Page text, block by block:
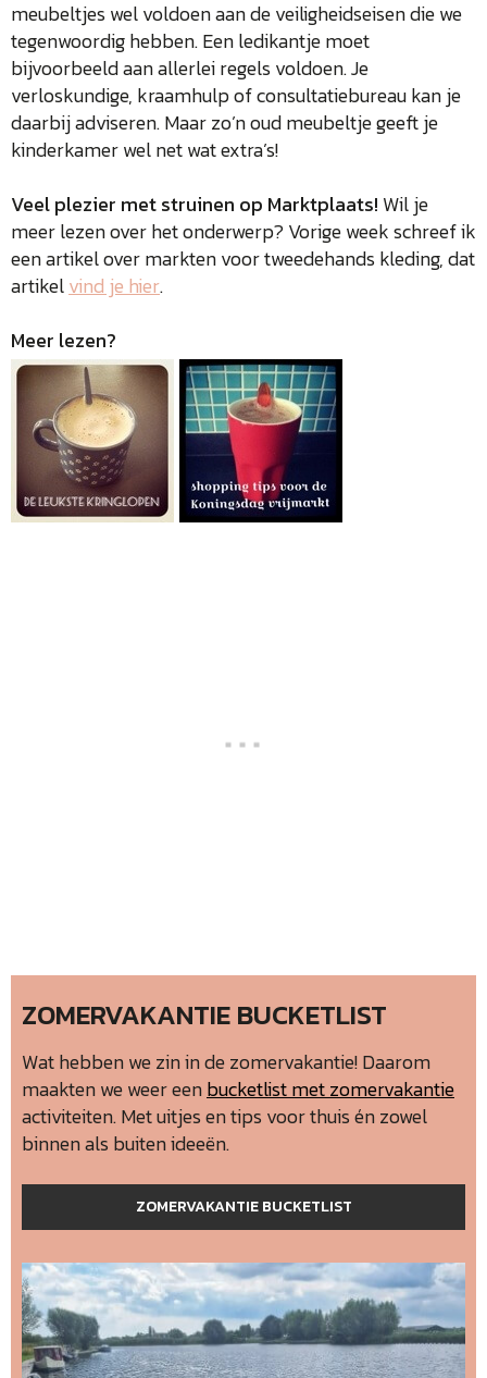
meubeltjes wel voldoen aan de veiligheidseisen die we
tegenwoordig hebben. Een ledikantje moet
bijvoorbeeld aan allerlei regels voldoen. Je
verloskundige, kraamhulp of consultatiebureau kan je
daarbij adviseren. Maar zo’n oud meubeltje geeft je
kinderkamer wel net wat extra’s!
Veel plezier met struinen op Marktplaats! Wil je
meer lezen over het onderwerp? Vorige week schreef ik
een artikel over markten voor tweedehands kleding, dat
artikelvind je hier.
Meer lezen?
ZOMERVAKANTIE BUCKETLIST
Wat hebben we zin in de zomervakantie! Daarom
maakten we weer eenbucketlist met zomervakantie
activiteiten. Met uitjes en tips voor thuis én zowel
binnen als buiten ideeën.
ZOMERVAKANTIE BUCKETLIST